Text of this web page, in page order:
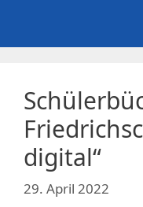
springen
digital“
29. April 2022